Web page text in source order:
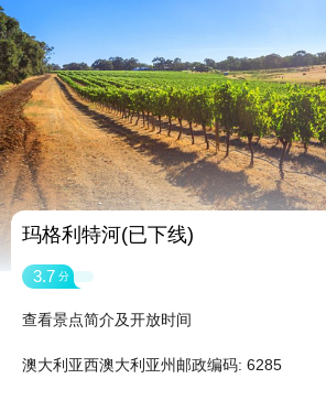
玛格利特河(已下线)
3.7 分
查看景点简介及开放时间
澳大利亚西澳大利亚州邮政编码: 6285
